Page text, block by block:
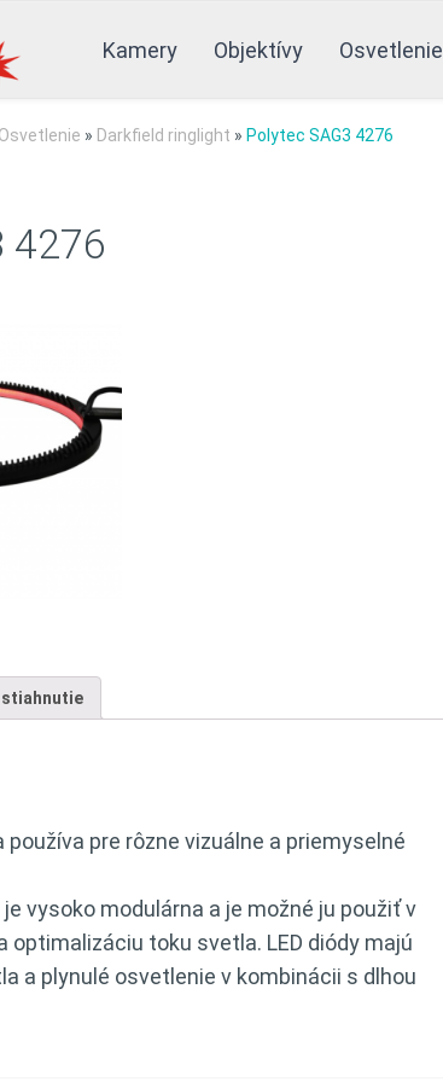
Kamery Objektívy Osvetlenie
Osvetlenie » Darkfield ringlight » Polytec SAG3 4276
4276
stiahnutie
používa pre rôzne vizuálne a priemyselné
vysoko modulárna a je možné ju použiť v
optimalizáciu toku svetla. LED diódy majú
a plynulé osvetlenie v kombinácii s dlhou